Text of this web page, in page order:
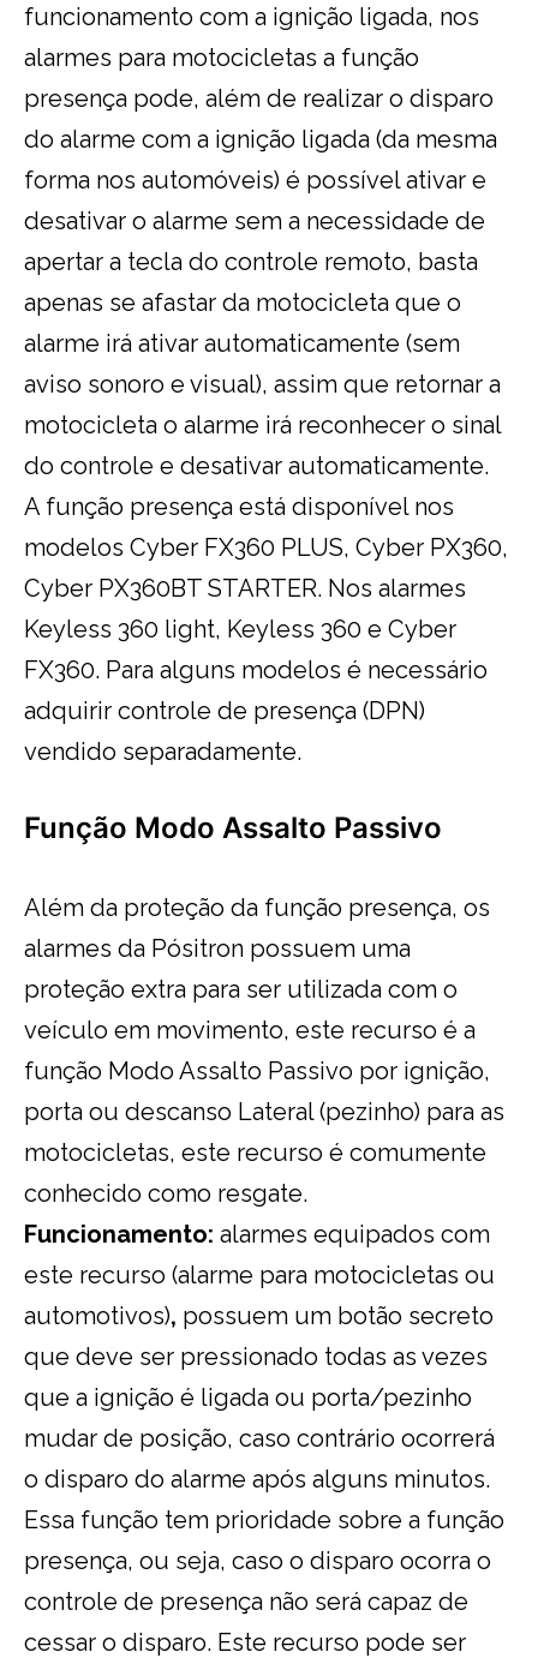
funcionamento com a ignição ligada, nos
alarmes para motocicletas a função
presença pode, além de realizar o disparo
do alarme com a ignição ligada (da mesma
forma nos automóveis) é possível ativar e
desativar o alarme sem a necessidade de
apertar a tecla do controle remoto, basta
apenas se afastar da motocicleta que o
alarme irá ativar automaticamente (sem
aviso sonoro e visual), assim que retornar a
motocicleta o alarme irá reconhecer o sinal
do controle e desativar automaticamente.
A função presença está disponível nos
modelos Cyber FX360 PLUS, Cyber PX360,
Cyber PX360BT STARTER. Nos alarmes
Keyless 360 light, Keyless 360 e Cyber
FX360. Para alguns modelos é necessário
adquirir controle de presença (DPN)
vendido separadamente.
Função Modo Assalto Passivo
Além da proteção da função presença, os
alarmes da Pósitron possuem uma
proteção extra para ser utilizada com o
veículo em movimento, este recurso é a
função Modo Assalto Passivo por ignição,
porta ou descanso Lateral (pezinho) para as
motocicletas, este recurso é comumente
conhecido como resgate.
Funcionamento: alarmes equipados com
este recurso (alarme para motocicletas ou
automotivos), possuem um botão secreto
que deve ser pressionado todas as vezes
que a ignição é ligada ou porta/pezinho
mudar de posição, caso contrário ocorrerá
o disparo do alarme após alguns minutos.
Essa função tem prioridade sobre a função
presença, ou seja, caso o disparo ocorra o
controle de presença não será capaz de
cessar o disparo. Este recurso pode ser